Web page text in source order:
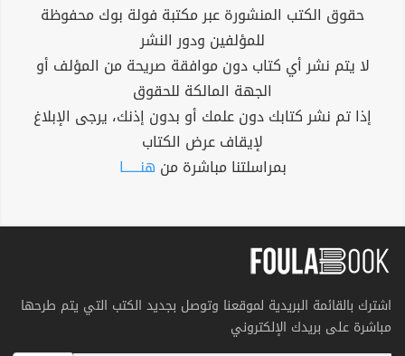
حقوق الكتب المنشورة عبر مكتبة فولة بوك محفوظة
للمؤلفين ودور النشر
لا يتم نشر أي كتاب دون موافقة صريحة من المؤلف أو
الجهة المالكة للحقوق
إذا تم نشر كتابك دون علمك أو بدون إذنك، يرجى الإبلاغ
لإيقاف عرض الكتاب
بمراسلتنا مباشرة من هنــــــا
اشترك بالقائمة البريدية لموقعنا وتوصل بجديد الكتب التي يتم طرحها
مباشرة على بريدك الإلكتروني